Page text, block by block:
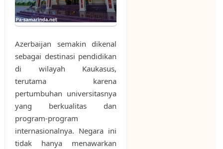
Azerbaijan semakin dikenal
sebagai destinasi pendidikan
di wilayah Kaukasus,
terutama karena
pertumbuhan universitasnya
yang berkualitas dan
program-program
internasionalnya. Negara ini
tidak hanya menawarkan